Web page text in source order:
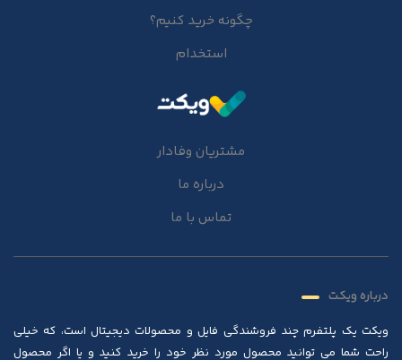
چگونه خرید کنیم؟
استخدام
مشتریان وفادار
درباره ما
تماس با ما
درباره ویکت
ویکت یک پلتفرم چند فروشندگی فایل و محصولات دیجیتال است، که خیلی
راحت شما می توانید محصول مورد نظر خود را خرید کنید و یا اگر محصول